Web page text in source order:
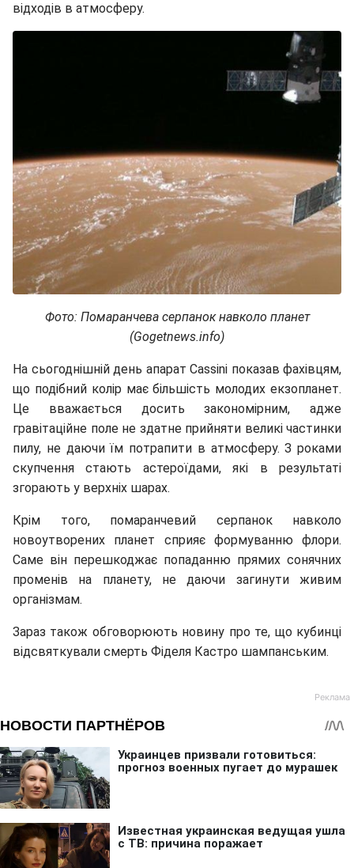
відходів в атмосферу.
Фото: Помаранчева серпанок навколо планет
(Gogetnews.info)
На сьогоднішній день апарат Cassini показав фахівцям,
що подібний колір має більшість молодих екзопланет.
Це вважається досить закономірним, адже
гравітаційне поле не здатне прийняти великі частинки
пилу, не даючи їм потрапити в атмосферу. З роками
скупчення стають астероїдами, які в результаті
згорають у верхніх шарах.
Крім того, помаранчевий серпанок навколо
новоутворених планет сприяє формуванню флори.
Саме він перешкоджає попаданню прямих сонячних
променів на планету, не даючи загинути живим
організмам.
Зараз також обговорюють новину про те, що кубинці
відсвяткували смерть Фіделя Кастро шампанським.